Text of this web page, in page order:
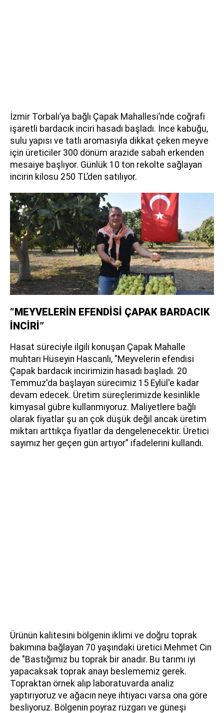
İzmir Torbalı’ya bağlı Çapak Mahallesi’nde coğrafi
işaretli bardacık inciri hasadı başladı. İnce kabuğu,
sulu yapısı ve tatlı aromasıyla dikkat çeken meyve
için üreticiler 300 dönüm arazide sabah erkenden
mesaiye başlıyor. Günlük 10 ton rekolte sağlayan
incirin kilosu 250 TL’den satılıyor.
“MEYVELERİN EFENDİSİ ÇAPAK BARDACIK
İNCİRİ”
Hasat süreciyle ilgili konuşan Çapak Mahalle
muhtarı Hüseyin Hascanlı, "Meyvelerin efendisi
Çapak bardacık incirimizin hasadı başladı. 20
Temmuz'da başlayan sürecimiz 15 Eylül'e kadar
devam edecek. Üretim süreçlerimizde kesinlikle
kimyasal gübre kullanmıyoruz. Maliyetlere bağlı
olarak fiyatlar şu an çok düşük değil ancak üretim
miktarı arttıkça fiyatlar da dengelenecektir. Üretici
sayımız her geçen gün artıyor” ifadelerini kullandı.
Ürünün kalitesini bölgenin iklimi ve doğru toprak
bakımına bağlayan 70 yaşındaki üretici Mehmet Cin
de "Bastığımız bu toprak bir anadır. Bu tarımı iyi
yapacaksak toprak anayı beslememiz gerek.
Topraktan örnek alıp laboratuvarda analiz
yaptırıyoruz ve ağacın neye ihtiyacı varsa ona göre
besliyoruz. Bölgenin poyraz rüzgarı ve güneşi